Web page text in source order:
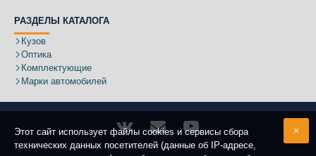
РАЗДЕЛЫ КАТАЛОГА
Кузов
Оптика
Комплектующие
Марки автомобилей
Этот сайт использует файлы cookies и сервисы сбора
технических данных посетителей (данные об IP-адресе,